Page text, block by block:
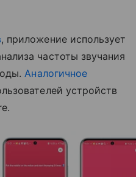
, приложение использует
частоты звучания
Аналогичное
устройств